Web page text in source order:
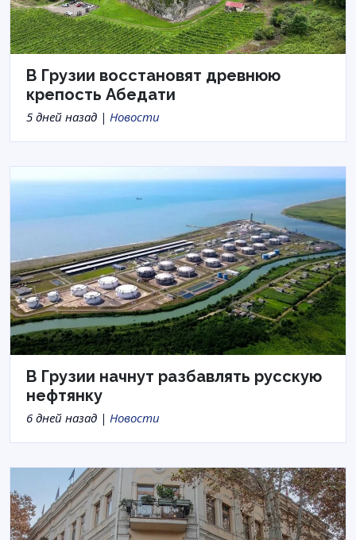
В Грузии восстановят древнюю
крепость Абедати
5 дней назад | Новости
В Грузии начнут разбавлять русскую
нефтянку
6 дней назад | Новости